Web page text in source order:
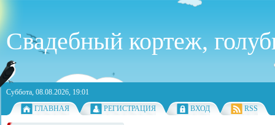
Свадебный кортеж,
Суббота, 08.08.2026, 19:01
ГЛАВНАЯ
РЕГИСТРАЦИЯ ВХОД RSS